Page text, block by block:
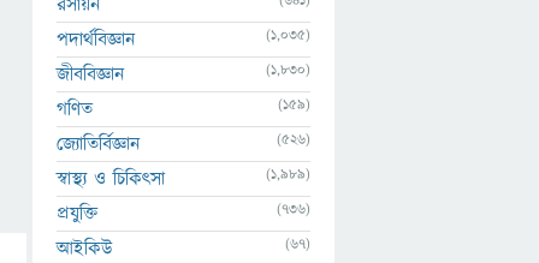
পদার্থবিজ্ঞান (1,035)
জীববিজ্ঞান (1,830)
গণিত (159)
জ্যোতির্বিজ্ঞান (526)
স্বাস্থ্য ও চিকিৎসা (1,989)
প্রযুক্তি (736)
আইকিউ (67)